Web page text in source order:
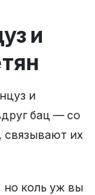
и
и
бац — со
связывают их
но коль уж вы